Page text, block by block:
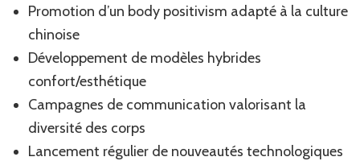
Promotion d’un body positivism adapté à la culture
chinoise
Développement de modèles hybrides
confort/esthétique
Campagnes de communication valorisant la
diversité des corps
Lancement régulier de nouveautés technologiques